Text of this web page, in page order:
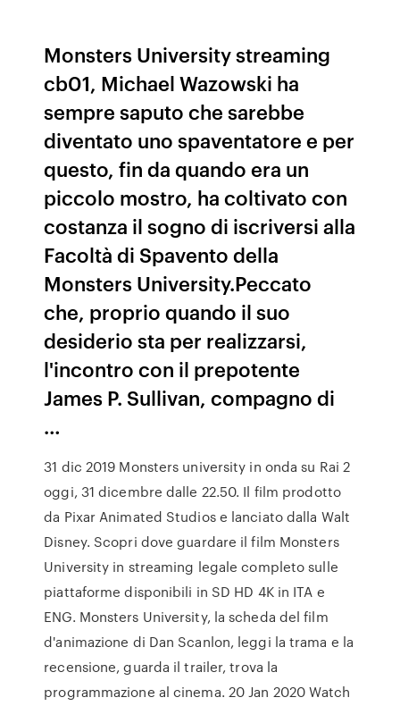
Monsters University streaming
cb01, Michael Wazowski ha
sempre saputo che sarebbe
diventato uno spaventatore e per
questo, fin da quando era un
piccolo mostro, ha coltivato con
costanza il sogno di iscriversi alla
Facoltà di Spavento della
Monsters University.Peccato
che, proprio quando il suo
desiderio sta per realizzarsi,
l'incontro con il prepotente
James P. Sullivan, compagno di
…
31 dic 2019 Monsters university in onda su Rai 2
oggi, 31 dicembre dalle 22.50. Il film prodotto
da Pixar Animated Studios e lanciato dalla Walt
Disney. Scopri dove guardare il film Monsters
University in streaming legale completo sulle
piattaforme disponibili in SD HD 4K in ITA e
ENG. Monsters University, la scheda del film
d'animazione di Dan Scanlon, leggi la trama e la
recensione, guarda il trailer, trova la
programmazione al cinema. 20 Jan 2020 Watch